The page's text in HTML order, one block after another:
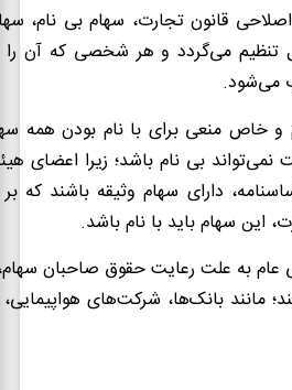
۳۹ لایحه اصلاحی قانون تجارت، سهام بی
می‌گردد و هر شخصی که آن را
می‌شود.
خاص منعی برای با نام بودن همه
نمی‌تواند بی‌ نام باشد؛ زیرا اعضای
این سهام باید با نام باشد.
به علت رعایت حقوق صاحبان
مانند بانک‌ها، شرکت‌های